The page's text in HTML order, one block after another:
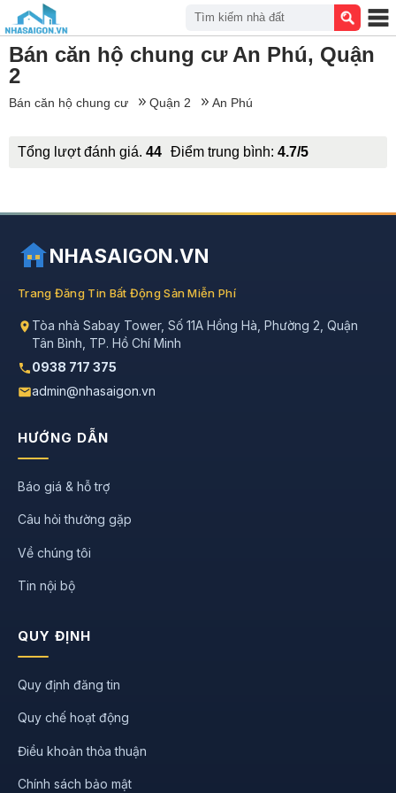
Bán căn hộ chung cư An Phú, Quận
2
Bán căn hộ chung cư Quận 2 An Phú
Tổng lượt đánh giá. 44 Điểm trung bình: 4.7/5
Tìm kiếm nhà đất
NHASAIGON.VN
Trang Đăng Tin Bất Động Sản Miễn Phí
Tòa nhà Sabay Tower, Số 11A Hồng Hà, Phường 2, Quận
Tân Bình, TP. Hồ Chí Minh
0938 717 375
admin@nhasaigon.vn
HƯỚNG DẪN
Báo giá & hỗ trợ
Câu hỏi thường gặp
Về chúng tôi
Tin nội bộ
QUY ĐỊNH
Quy định đăng tin
Quy chế hoạt động
Điều khoản thỏa thuận
Chính sách bảo mật